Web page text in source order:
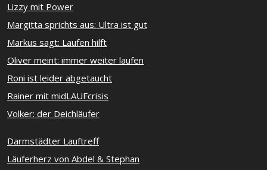
Lizzy mit Power
Margitta sprichts aus: Ultra ist gut
Markus sagt: Laufen hilft
Oliver meint: immer weiter laufen
Roni ist leider abgetaucht
Rainer mit midLAUFcrisis
Volker: der Deichläufer
Darmstädter Lauftreff
Läuferherz von Abdel & Stephan